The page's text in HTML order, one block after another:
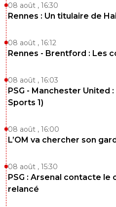
08 août , 16:30
Rennes : Un titulaire de
08 août , 16:12
Rennes - Brentford : Les
08 août , 16:03
PSG - Manchester United
Sports 1)
08 août , 16:00
L’OM va chercher son
08 août , 15:30
PSG : Arsenal contacte le
relancé